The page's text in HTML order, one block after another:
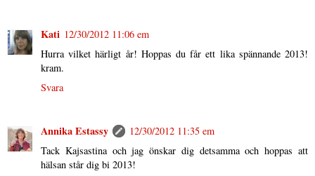
Kati 12/30/2012 11:06 em
Hurra vilket härligt år! Hoppas du får ett lika spännande 2013!
kram.
Svara
Annika Estassy
12/30/2012 11:35 em
Tack Kajsastina och jag önskar dig detsamma och hoppas att
hälsan står dig bi 2013!